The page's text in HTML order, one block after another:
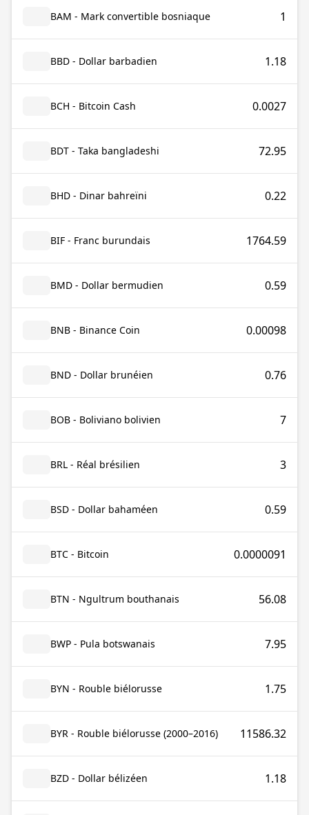
BAM - Mark convertible bosniaque 1
BBD - Dollar barbadien 1.18
BCH - Bitcoin Cash 0.0027
BDT - Taka bangladeshi 72.95
BHD - Dinar bahreïni 0.22
BIF - Franc burundais 1764.59
BMD - Dollar bermudien 0.59
BNB - Binance Coin 0.00098
BND - Dollar brunéien 0.76
BOB - Boliviano bolivien 7
BRL - Réal brésilien 3
BSD - Dollar bahaméen 0.59
BTC - Bitcoin 0.0000091
BTN - Ngultrum bouthanais 56.08
BWP - Pula botswanais 7.95
BYN - Rouble biélorusse 1.75
BYR - Rouble biélorusse (2000–2016) 11586.32
BZD - Dollar bélizéen 1.18